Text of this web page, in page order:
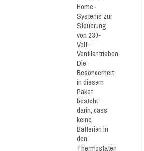
Home-
Systems zur
Steuerung
von 230-
Volt-
Ventilantrieben.
Die
Besonderheit
in diesem
Paket
besteht
darin, dass
keine
Batterien in
den
Thermostaten